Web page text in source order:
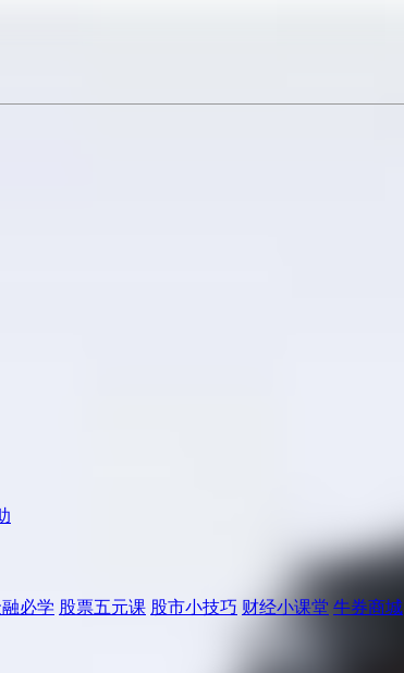
必学 股票五元课 股市小技巧 财经小课堂 牛券商城